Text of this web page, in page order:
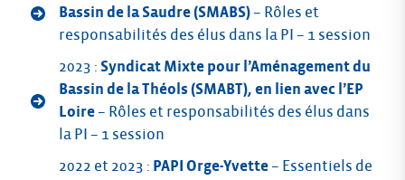
Bassin de la Saudre (SMABS) – Rôles et
responsabilités des élus dans la PI – 1 session
2023 : Syndicat Mixte pour l’Aménagement du
Bassin de la Théols (SMABT), en lien avec l’EP
Loire – Rôles et responsabilités des élus dans
la PI – 1 session
2022 et 2023 : PAPI Orge-Yvette – Essentiels de